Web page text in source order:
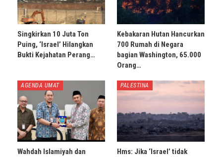
Singkirkan 10 Juta Ton
Puing, ‘Israel’ Hilangkan
Bukti Kejahatan Perang…
Kebakaran Hutan Hancurkan
700 Rumah di Negara
bagian Washington, 65.000
Orang…
AGENDA UMAT
Wahdah Islamiyah dan
PALESTINA
Hms: Jika ‘Israel’ tidak